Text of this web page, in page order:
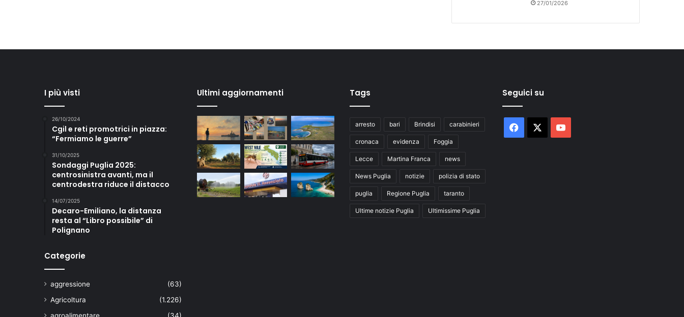
27/01/2026
I più visti
26/10/2024
Cgil e reti promotrici in piazza:
“Fermiamo le guerre”
31/10/2025
Sondaggi Puglia 2025:
centrosinistra avanti, ma il
centrodestra riduce il distacco
14/07/2025
Decaro-Emiliano, la distanza
resta al “Libro possibile” di
Polignano
Categorie
aggressione
(63)
Agricoltura
(1.226)
Ultimi aggiornamenti Tags
arresto bari Brindisi carabinieri
cronaca evidenza Foggia
Lecce Martina Franca news
News Puglia notizie polizia di stato
puglia Regione Puglia taranto
Ultime notizie Puglia Ultimissime Puglia
Seguici su
Facebook